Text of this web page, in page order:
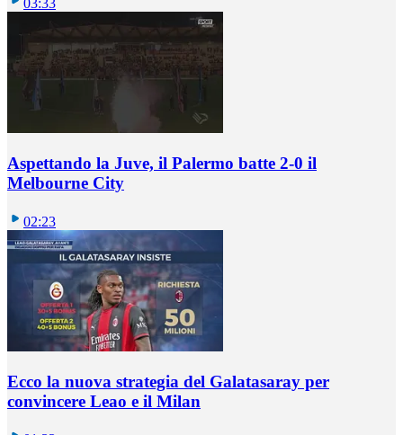
03:33
Aspettando la Juve, il Palermo batte 2-0 il
Melbourne City
02:23
Ecco la nuova strategia del Galatasaray per
convincere Leao e il Milan